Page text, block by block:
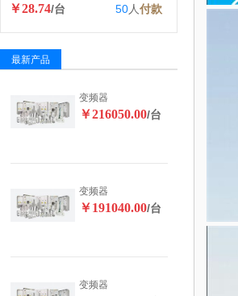
￥28.74/台 50人付款
最新产品
变频器
￥216050.00/台
变频器
￥191040.00/台
变频器